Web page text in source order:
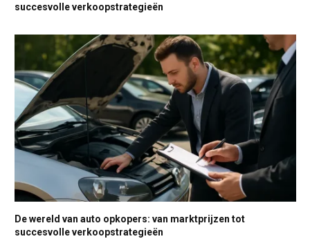
succesvolle verkoopstrategieën
De wereld van auto opkopers: van marktprijzen tot
succesvolle verkoopstrategieën